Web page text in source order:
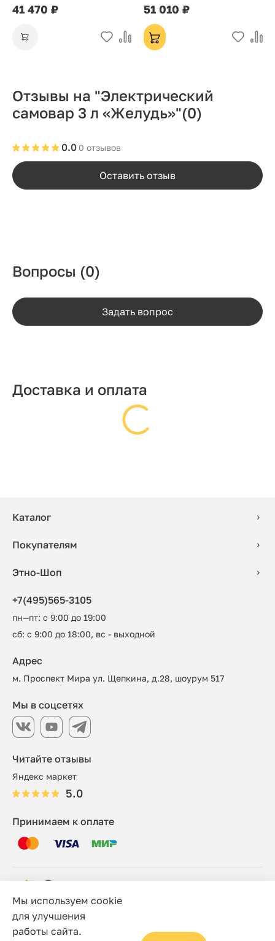
41 470 ₽ 51 010 ₽
Отзывы на "Электрический
самовар 3 л «Желудь»"(0)
0 отзывов
0.0
Оставить отзыв
Вопросы (0)
Задать вопрос
Доставка и оплата
Каталог
Покупателям
Этно-Шоп
+7(495)565-3105
пн—пт: с 9:00 до 19:00
сб: с 9:00 до 18:00, вс - выходной
Читайте отзывы
Яндекс маркет
5.0
Адрес
м. Проспект Мира ул. Щепкина, д.28, шоурум 517
Принимаем к оплате
Мы в соцсетях
© 2006 - 2026 Этно-шоп, Интернет-магазин
Политика конфиденциальности
Мы используем cookie
для улучшения
работы сайта.